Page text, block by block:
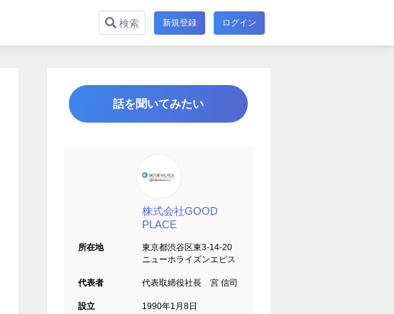
検索 新規登録 ログイン
話を聞いてみたい
株式会社GOOD
PLACE
所在地
東京都渋谷区東3-14-20
ニューホライズンエビス
代表者 代表取締役社長 宮 信司
設立 1990年1月8日